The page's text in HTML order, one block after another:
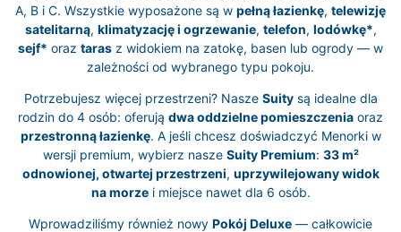
A, B i C. Wszystkie wyposażone są w pełną łazienkę, telewizję
satelitarną, klimatyzację i ogrzewanie, telefon, lodówkę*,
sejf* oraz taras z widokiem na zatokę, basen lub ogrody — w
zależności od wybranego typu pokoju.
Potrzebujesz więcej przestrzeni? Nasze Suitysą idealne dla
rodzin do 4 osób: oferują dwa oddzielne pomieszczenia oraz
przestronną łazienkę. A jeśli chcesz doświadczyć Menorki w
wersji premium, wybierz nasze Suity Premium: 33 m²
odnowionej, otwartej przestrzeni, uprzywilejowany widok
na morzei miejsce nawet dla 6 osób.
Wprowadziliśmy również nowy Pokój Deluxe — całkowicie